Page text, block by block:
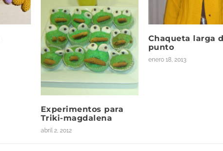
Experimentos para
Triki-magdalena
abril 2, 2012
Chaqueta larga
punto
enero 18, 2013